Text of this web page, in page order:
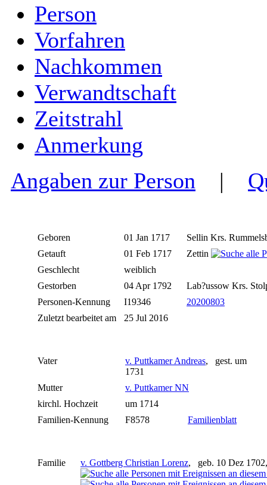
Person
Vorfahren
Nachkommen
Verwandtschaft
Zeitstrahl
Anmerkung
Angaben zur Person |
Geboren 01 Jan 1717
Sellin Krs.
Getauft
01 Feb 1717
Zettin
Geschlecht
weiblich
Gestorben
04 Apr 1792
Lab?ussow Krs.
Personen-Kennung
I19346
20200803
Zuletzt bearbeitet am
25 Jul 2016
Vater v. Puttkamer Andreas, gest. um
1731
Mutter
v. Puttkamer NN
kirchl. Hochzeit
um 1714
Familien-Kennung
F8578 Familienblatt
Familie v. Gottberg Christian Lorenz, geb. 10 Dez